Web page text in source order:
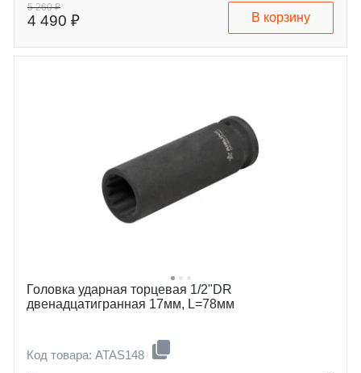
5 260 ₽
4 490 ₽ В корзину
Головка ударная торцевая 1/2"DR
двенадцатигранная 17мм, L=78мм
Код товара: ATAS148